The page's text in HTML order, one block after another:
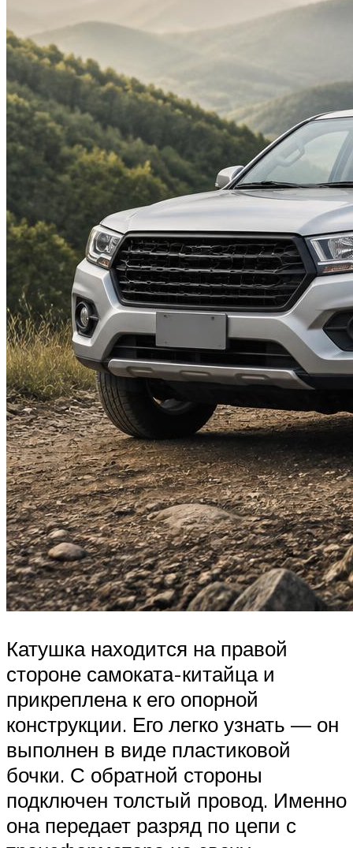
Катушка находится на правой
стороне самоката-китайца и
прикреплена к его опорной
конструкции. Его легко узнать — он
выполнен в виде пластиковой
бочки. С обратной стороны
подключен толстый провод. Именно
она передает разряд по цепи с